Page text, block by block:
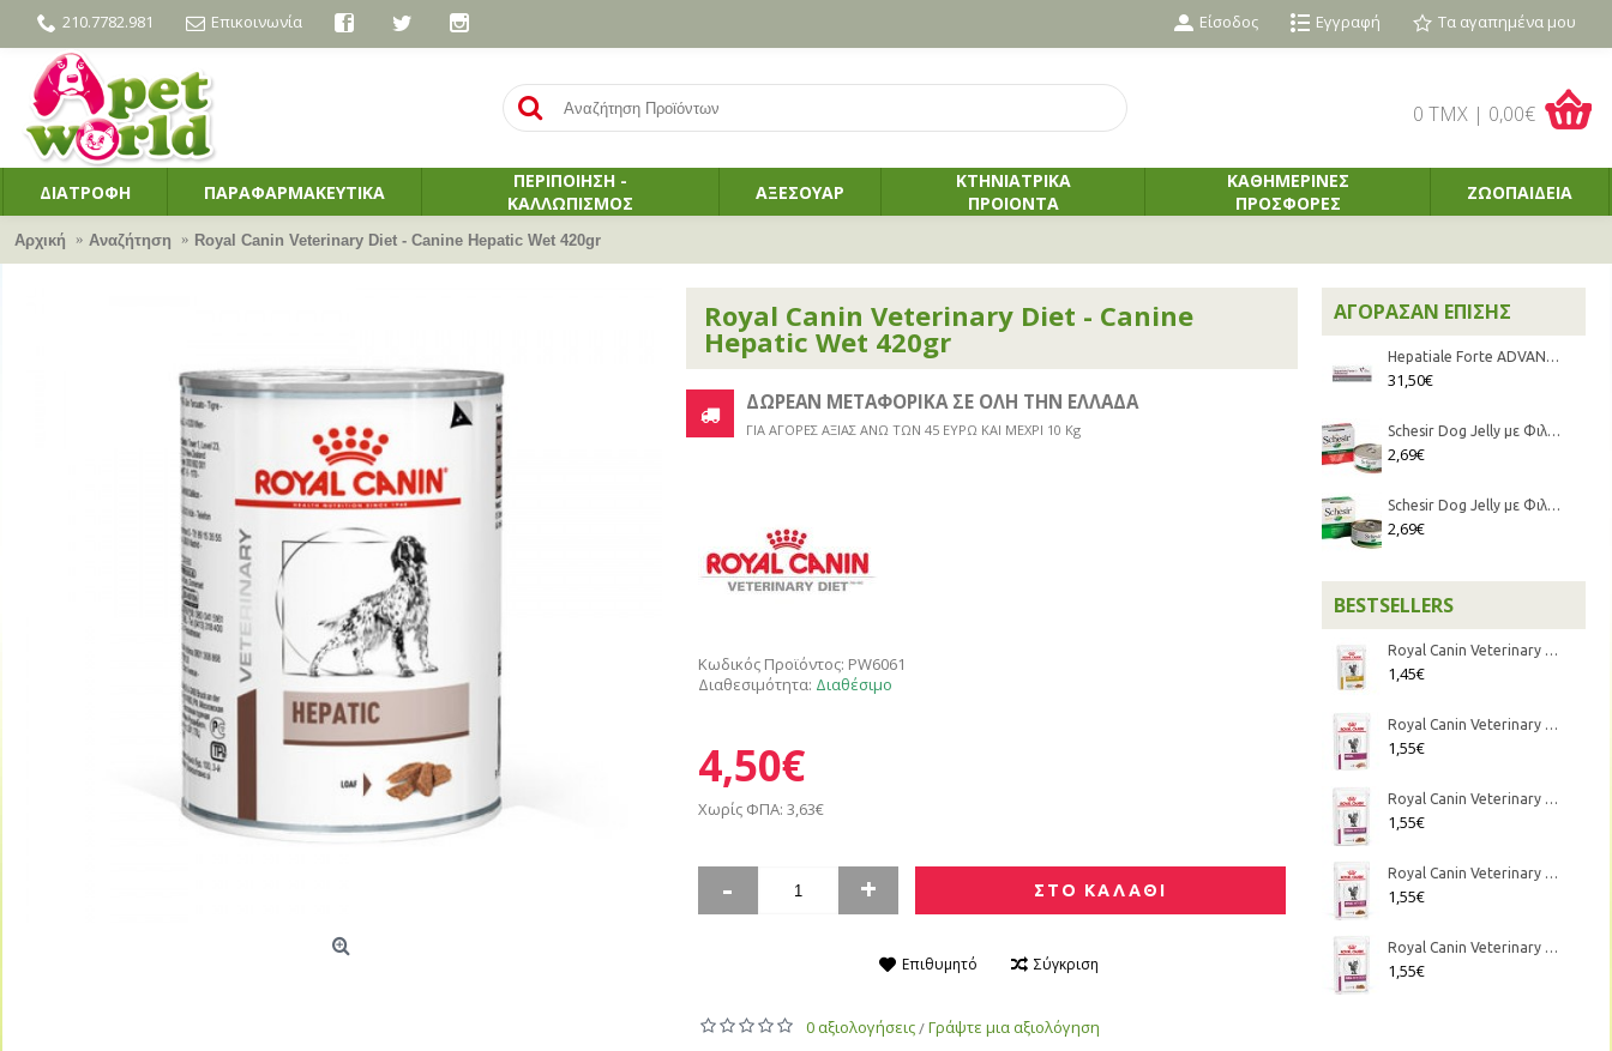
210.7782.981 Επικοινωνία Είσοδος Εγγραφή Τα αγαπημένα μου
0 TMX | 0,00€
ΔΙΑΤΡΟΦΗ ΠΑΡΑΦΑΡΜΑΚΕΥΤΙΚΑ
ΠΕΡΙΠΟΙΗΣΗ -
ΚΑΛΛΩΠΙΣΜΟΣ
ΑΞΕΣΟΥΑΡ
ΚΤΗΝΙΑΤΡΙΚΑ
ΠΡΟΙΟΝΤΑ
ΚΑΘΗΜΕΡΙΝΕΣ
ΠΡΟΣΦΟΡΕΣ
ΖΩΟΠΑΙΔΕΙΑ
Αρχική Αναζήτηση Royal Canin Veterinary Diet - Canine Hepatic Wet 420gr
ΑΓΌΡΑΣΑΝ ΕΠΊΣΗΣ
Hepatiale Forte ADVANCED - 30 δισκία
31,50€
Schesir Dog Jelly με Φιλετάκια Κοτόπουλο και Μοσχάρι σε Ζελέ (150gr κονσέρβα)
2,69€
Schesir Dog Jelly με Φιλετάκια Κοτόπουλο σε Ζελέ (150gr κονσέρβα)
2,69€
BESTSELLERS
Royal Canin Veterinary Diet - Feline Urinary S/O κομματάκια σε σάλτσα 85gr
1,45€
Royal Canin Veterinary Diet - Feline Renal Mousse 85gr
1,55€
Royal Canin Veterinary Diet - Feline Renal Fish κομματάκια σε σάλτσα 85gr
1,55€
Royal Canin Veterinary Diet - Feline Renal Beef κομματάκια σε σάλτσα 85gr
1,55€
Royal Canin Veterinary Diet - Feline Renal Chicken κομματάκια σε σάλτσα 85gr
1,55€
Royal Canin Veterinary Diet - Canine
Hepatic Wet 420gr
ΔΩΡΕΑΝ ΜΕΤΑΦΟΡΙΚΑ ΣΕ ΟΛΗ ΤΗΝ ΕΛΛΑΔΑ
ΓΙΑ ΑΓΟΡΕΣ ΑΞΙΑΣ ΑΝΩ ΤΩΝ 45 ΕΥΡΩ ΚΑΙ ΜΕΧΡΙ 10 Kg
Κωδικός Προϊόντος: PW6061
Διαθεσιμότητα: Διαθέσιμο
4,50€
Χωρίς ΦΠΑ: 3,63€
- + ΣΤΟ ΚΑΛΑΘΙ
Επιθυμητό Σύγκριση
0 αξιολογήσεις/Γράψτε μια αξιολόγηση